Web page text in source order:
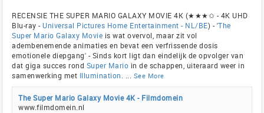
RECENSIE THE SUPER MARIO GALAXY MOVIE 4K (★★★✩ - 4K UHD
Blu-ray - Universal Pictures Home Entertainment - NL/BE) - 'The
Super Mario Galaxy Movie is wat overvol, maar zit vol
adembenemende animaties en bevat een verfrissende dosis
emotionele diepgang' - Sinds kort ligt dan eindelijk de opvolger van
dat giga succes rond Super Mario in de schappen, uiteraard weer in
samenwerking met Illumination. ... See More
The Super Mario Galaxy Movie 4K - Filmdomein
www.filmdomein.nl